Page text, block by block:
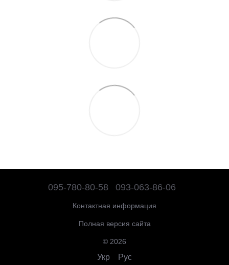
095-780-80-58 093-063-86-06
Контактная информация
Полная версия сайта
© 2026
Укр Рус